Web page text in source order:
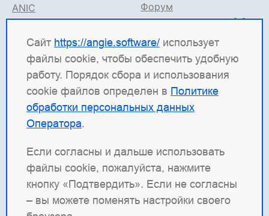
Сайт https://angie.software/ использует
файлы cookie, чтобы обеспечить удобную
работу. Порядок сбора и использования
cookie файлов определен в Политике
обработки персональных данных
Оператора.
Если согласны и дальше использовать
файлы cookie, пожалуйста, нажмите
кнопку «Подтвердить». Если не согласны
– вы можете поменять настройки своего
ANIC
Angie ADC
Документация
Форум
Поддержка в TG
Angie Software(ООО "Веб-Сервер") — российская
ИТ-компания, которая развивает решения для
высоконагруженных систем. Среди наших
продуктов: система балансировки
(контроллер доставки приложений), веб-сервер
Angie PROиAngie Ingress Controller(ANIC) —
решение для управления трафиком
контейнеризированных приложений в Kubernetes.
Наша отдельная гордость — веб-сервер с
открытым кодом